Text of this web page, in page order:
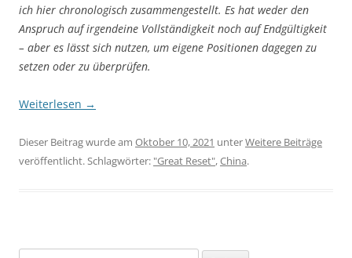
ich hier chronologisch zusammengestellt. Es hat weder den
Anspruch auf irgendeine Vollständigkeit noch auf Endgültigkeit
– aber es lässt sich nutzen, um eigene Positionen dagegen zu
setzen oder zu überprüfen.
Weiterlesen →
Dieser Beitrag wurde am Oktober 10, 2021 unterWeitere Beiträge
veröffentlicht. Schlagwörter: "Great Reset",China.